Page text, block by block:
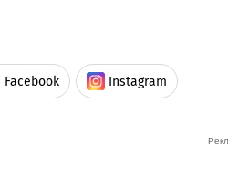
Facebook Instagram